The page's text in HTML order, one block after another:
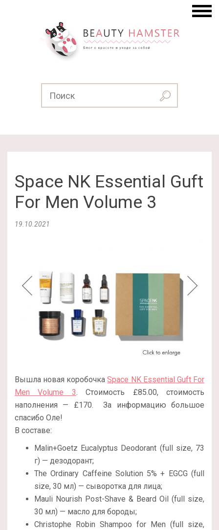
Space NK Essential Guft
For Men Volume 3
19.10.2021
Вышла новая коробочкаSpace NK Essential Guft For
Men Volume 3. Стоимость £85.00, стоимость
наполнения — £170. За информацию большое
спасибо Оле!
В составе:
Malin+Goetz Eucalyptus Deodorant (full size, 73
г) — дезодорант;
The Ordinary Caffeine Solution 5% + EGCG (full
size, 30 мл) — сыворотка для лица;
Mauli Nourish Post-Shave & Beard Oil (full size,
30 мл) — масло для бороды;
Christophe Robin Shampoo for Men (full size,